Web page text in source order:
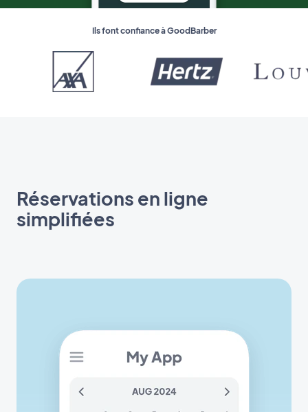
Ils font confiance à GoodBarber
Réservations en ligne
simplifiées